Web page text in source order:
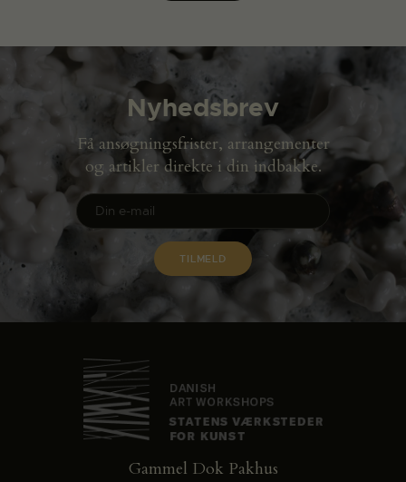
Nyhedsbrev
Få ansøgningsfrister, arrangementer
og artikler direkte i din indbakke.
Gammel Dok Pakhus